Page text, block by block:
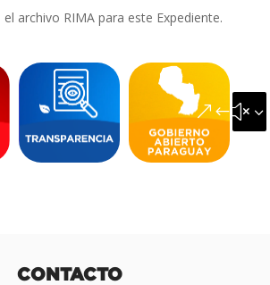
archivo RIMA para este Expediente.
CONTACTO